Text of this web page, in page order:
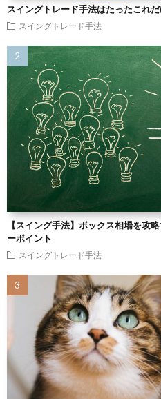
スイングトレード手法はたったこれ
スイングトレード手法
【スイング手法】ボックス相場を攻
ーポイント
スイングトレード手法